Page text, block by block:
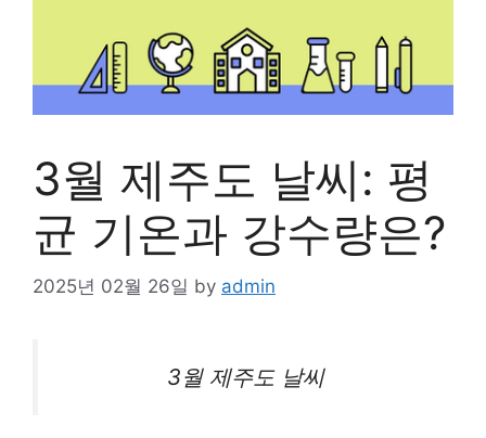
3월 제주도 날씨: 평
균 기온과 강수량은?
2025년 02월 26일 by admin
3월 제주도 날씨